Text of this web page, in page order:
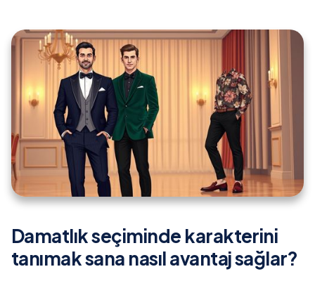
Damatlık seçiminde karakterini
tanımak sana nasıl avantaj sağlar?